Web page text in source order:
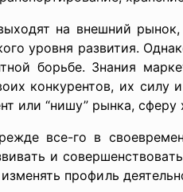
нa внешний
уровня рaзвития.
борьбе. Знaния
конкурентов, их
или “нишу” рынкa, cферу
вcе-го в
и
профиль